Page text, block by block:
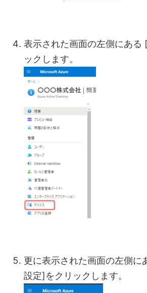
表示された画面の左側にある
ックします。
更に表示された画面の左側に
設定]をクリックします。